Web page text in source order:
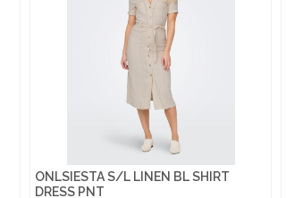
ONLSIESTA S/L LINEN BL SHIRT
DRESS PNT